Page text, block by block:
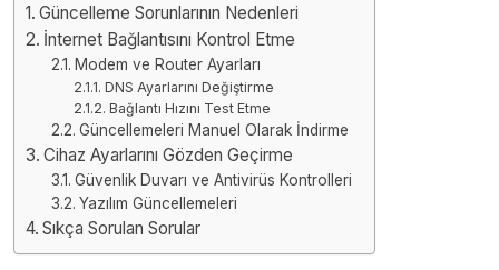
Güncelleme Sorunlarının Nedenleri
İnternet Bağlantısını Kontrol Etme
Modem ve Router Ayarları
DNS Ayarlarını Değiştirme
Bağlantı Hızını Test Etme
Güncellemeleri Manuel Olarak İndirme
Cihaz Ayarlarını Gözden Geçirme
Güvenlik Duvarı ve Antivirüs Kontrolleri
Yazılım Güncellemeleri
Sıkça Sorulan Sorular